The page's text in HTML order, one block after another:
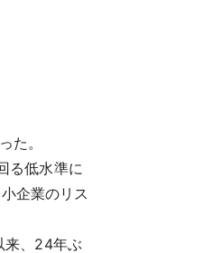
た。
る低水準に
企業のリス
来、24年ぶ